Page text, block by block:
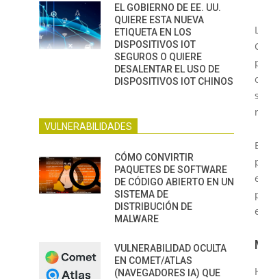
EL GOBIERNO DE EE. UU.
QUIERE ESTA NUEVA
ETIQUETA EN LOS
DISPOSITIVOS IOT
SEGUROS O QUIERE
DESALENTAR EL USO DE
DISPOSITIVOS IOT CHINOS
VULNERABILIDADES
CÓMO CONVIRTIR
PAQUETES DE SOFTWARE
DE CÓDIGO ABIERTO EN UN
SISTEMA DE
DISTRIBUCIÓN DE
MALWARE
VULNERABILIDAD OCULTA
EN COMET/ATLAS
(NAVEGADORES IA) QUE